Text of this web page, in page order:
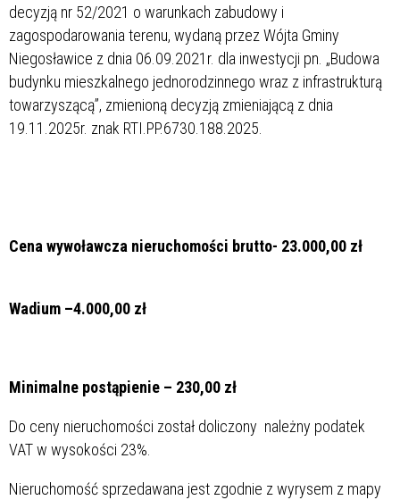
decyzją nr 52/2021 o warunkach zabudowy i
zagospodarowania terenu, wydaną przez Wójta Gminy
Niegosławice z dnia 06.09.2021r. dla inwestycji pn. „Budowa
budynku mieszkalnego jednorodzinnego wraz z infrastrukturą
towarzyszącą”, zmienioną decyzją zmieniającą z dnia
19.11.2025r. znak RTI.PP.6730.188.2025.
Cena wywoławcza nieruchomości brutto- 23.000,00 zł
Wadium –4.000,00 zł
Minimalne postąpienie – 230,00 zł
Do ceny nieruchomości został doliczony należny podatek
VAT w wysokości 23%.
Nieruchomość sprzedawana jest zgodnie z wyrysem z mapy